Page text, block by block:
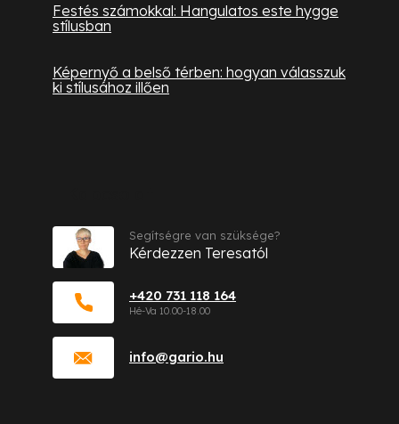
Festés számokkal: Hangulatos este hygge
stílusban
Képernyő a belső térben: hogyan válasszuk
ki stílusához illően
info@gario.hu
+420 731 118 164
Segítségre van szüksége?
Kérdezzen Teresatól